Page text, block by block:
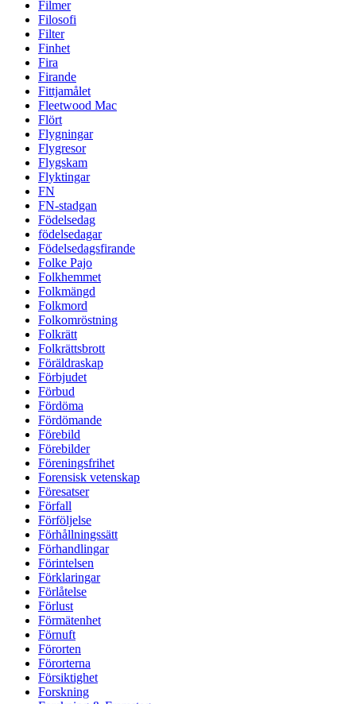
Filmer
Filosofi
Filter
Finhet
Fira
Firande
Fittjamålet
Fleetwood Mac
Flört
Flygningar
Flygresor
Flygskam
Flyktingar
FN
FN-stadgan
Födelsedag
födelsedagar
Födelsedagsfirande
Folke Pajo
Folkhemmet
Folkmängd
Folkmord
Folkomröstning
Folkrätt
Folkrättsbrott
Föräldraskap
Förbjudet
Förbud
Fördöma
Fördömande
Förebild
Förebilder
Föreningsfrihet
Forensisk vetenskap
Föresatser
Förfall
Förföljelse
Förhållningssätt
Förhandlingar
Förintelsen
Förklaringar
Förlåtelse
Förlust
Förmätenhet
Förnuft
Förorten
Förorterna
Försiktighet
Forskning